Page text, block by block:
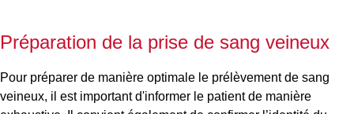
Préparation de la prise de sang veineux
Pour préparer de manière optimale le prélèvement de sang
veineux, il est important d'informer le patient de manière